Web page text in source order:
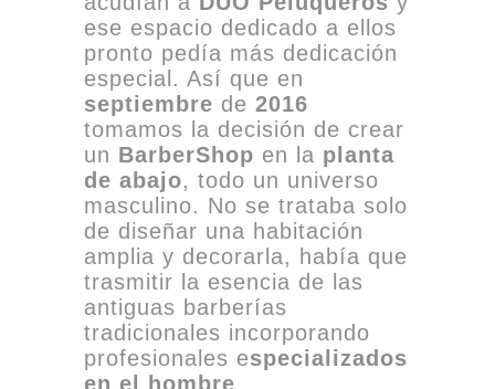
ese espacio dedicado a ellos
pronto pedía más dedicación
especial. Así que en
septiembre de 2016
tomamos la decisión de crear
un BarberShop en la planta
de abajo, todo un universo
masculino. No se trataba solo
de diseñar una habitación
amplia y decorarla, había que
trasmitir la esencia de las
antiguas barberías
tradicionales incorporando
profesionales especializados
en el hombre.